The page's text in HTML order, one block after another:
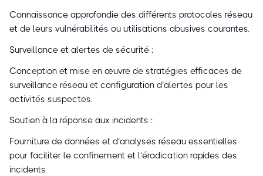
Connaissance approfondie des différents protocoles réseau
et de leurs vulnérabilités ou utilisations abusives courantes.
Surveillance et alertes de sécurité :
Conception et mise en œuvre de stratégies efficaces de
surveillance réseau et configuration d’alertes pour les
activités suspectes.
Soutien à la réponse aux incidents :
Fourniture de données et d’analyses réseau essentielles
pour faciliter le confinement et l’éradication rapides des
incidents.